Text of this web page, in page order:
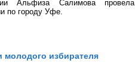
Альфиза Салимова провела
по городу Уфе.
молодого избирателя